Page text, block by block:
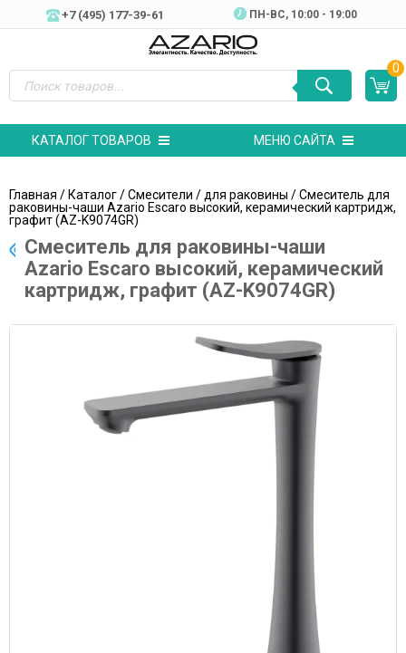
+7 (495) 177-39-61 ПН-ВC, 10:00 - 19:00
0
КАТАЛОГ ТОВАРОВ МЕНЮ САЙТА
Главная /Каталог/Смесители / для раковины / Cмеситель для
раковины-чаши Azario Escaro высокий, керамический картридж,
графит (AZ-K9074GR)
Cмеситель для раковины-чаши
Azario Escaro высокий, керамический
картридж, графит (AZ-K9074GR)